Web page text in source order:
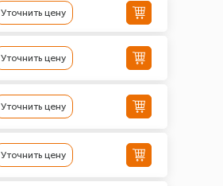
Уточнить цену
Уточнить цену
Уточнить цену
Уточнить цену